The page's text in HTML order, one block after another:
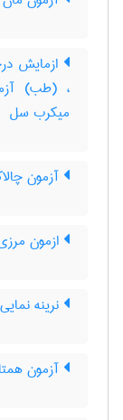
ازمایش
، (طب)
میکرب سل
آزمون
ازمون
نرینه نمایی
آزمون